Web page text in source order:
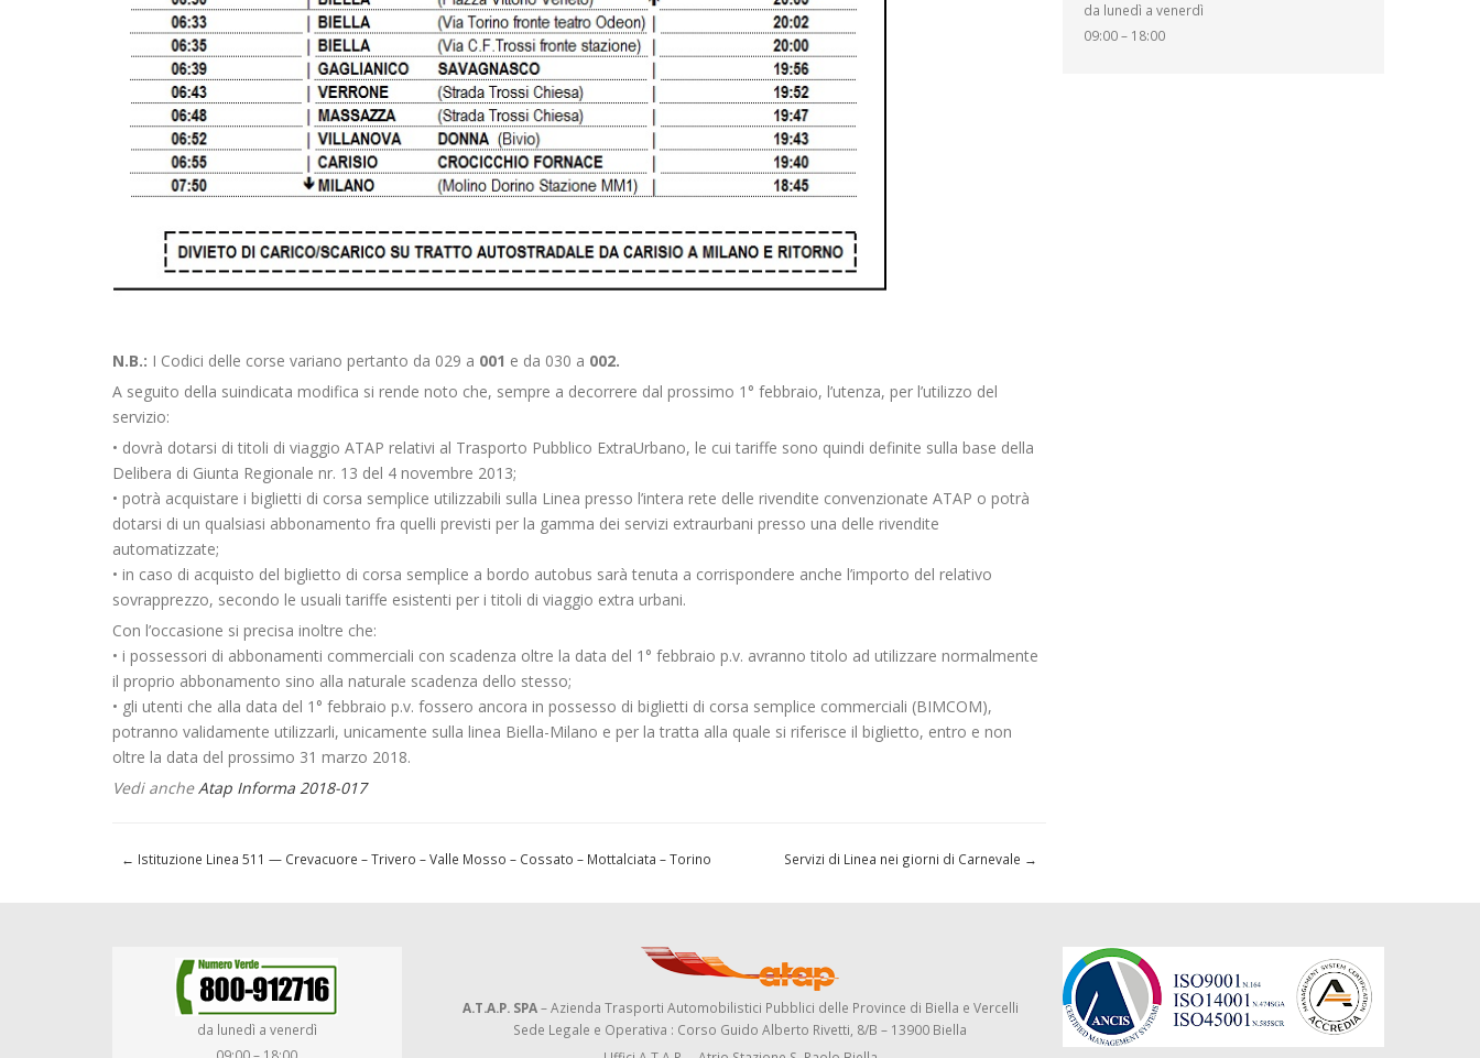
N.B.: I Codici delle corse variano pertanto da 029 a 001 e da 030 a 002.
A seguito della suindicata modifica si rende noto che, sempre a decorrere dal prossimo 1° febbraio, l’utenza, per l’utilizzo del
servizio:
• dovrà dotarsi di titoli di viaggio ATAP relativi al Trasporto Pubblico ExtraUrbano, le cui tariffe sono quindi definite sulla base della
Delibera di Giunta Regionale nr. 13 del 4 novembre 2013;
• potrà acquistare i biglietti di corsa semplice utilizzabili sulla Linea presso l’intera rete delle rivendite convenzionate ATAP o potrà
dotarsi di un qualsiasi abbonamento fra quelli previsti per la gamma dei servizi extraurbani presso una delle rivendite
automatizzate;
• in caso di acquisto del biglietto di corsa semplice a bordo autobus sarà tenuta a corrispondere anche l’importo del relativo
sovrapprezzo, secondo le usuali tariffe esistenti per i titoli di viaggio extra urbani.
Con l’occasione si precisa inoltre che:
• i possessori di abbonamenti commerciali con scadenza oltre la data del 1° febbraio p.v. avranno titolo ad utilizzare normalmente
il proprio abbonamento sino alla naturale scadenza dello stesso;
• gli utenti che alla data del 1° febbraio p.v. fossero ancora in possesso di biglietti di corsa semplice commerciali (BIMCOM),
potranno validamente utilizzarli, unicamente sulla linea Biella-Milano e per la tratta alla quale si riferisce il biglietto, entro e non
oltre la data del prossimo 31 marzo 2018.
Vedi anche Atap Informa 2018-017
← Istituzione Linea 511 — Crevacuore – Trivero – Valle Mosso – Cossato – Mottalciata – Torino Servizi di Linea nei giorni di Carnevale →
DIRITTI E DOVERI
da lunedì a venerdì
09:00 – 18:00
da lunedì a venerdì
09:00 – 18:00
A.T.A.P. SPA– Azienda Trasporti Automobilistici Pubblici delle Province di Biella e Vercelli
Sede Legale e Operativa : Corso Guido Alberto Rivetti, 8/B – 13900 Biella